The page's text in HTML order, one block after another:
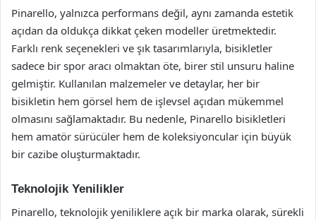
Pinarello, yalnızca performans değil, aynı zamanda estetik
açıdan da oldukça dikkat çeken modeller üretmektedir.
Farklı renk seçenekleri ve şık tasarımlarıyla, bisikletler
sadece bir spor aracı olmaktan öte, birer stil unsuru haline
gelmiştir. Kullanılan malzemeler ve detaylar, her bir
bisikletin hem görsel hem de işlevsel açıdan mükemmel
olmasını sağlamaktadır. Bu nedenle, Pinarello bisikletleri
hem amatör sürücüler hem de koleksiyoncular için büyük
bir cazibe oluşturmaktadır.
Teknolojik Yenilikler
Pinarello, teknolojik yeniliklere açık bir marka olarak, sürekli